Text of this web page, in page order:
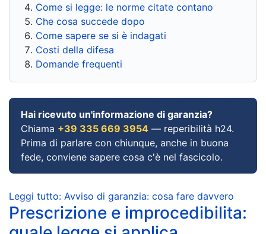
Come si legge: le norme citate contano
Che cosa succede dopo
Come sapere se si è indagati
Costi della difesa
Domande frequenti
Hai ricevuto un'informazione di garanzia?
Chiama +39 335 669 3954 — reperibilità h24.
Prima di parlare con chiunque, anche in buona
fede, conviene sapere cosa c'è nel fascicolo.
Leggi tutto: Avviso di garanzia: cosa fare davvero
Prescrizione e improcedibilita: